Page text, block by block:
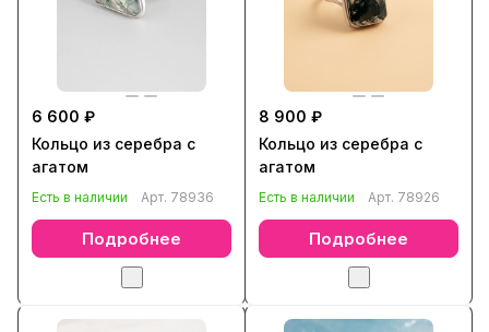
6 600 ₽
Кольцо из серебра с
агатом
Есть в наличии Арт. 78936
Подробнее
8 900 ₽
Кольцо из серебра с
агатом
Есть в наличии Арт. 78926
Подробнее